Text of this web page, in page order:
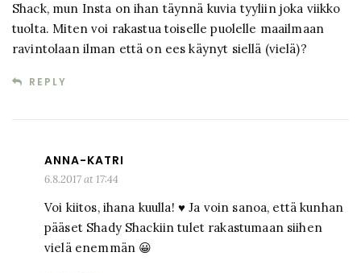
Shack, mun Insta on ihan täynnä kuvia tyyliin joka viikko
tuolta. Miten voi rakastua toiselle puolelle maailmaan
ravintolaan ilman että on ees käynyt siellä (vielä)?
REPLY
ANNA-KATRI
6.8.2017 at 17:44
Voi kiitos, ihana kuulla! ♥ Ja voin sanoa, että kunhan
pääset Shady Shackiin tulet rakastumaan siihen
vielä enemmän 😀